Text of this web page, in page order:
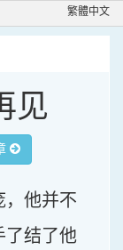
繁體中文
见
，他并不
了结了他